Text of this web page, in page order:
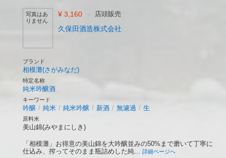
写真はあ
りません
¥ 3,160 - 店頭販売
久保田酒造株式会社
ブランド
相模灘(さがみなだ)
特定名称
純米吟醸酒
キーワード
吟醸 / 純米 / 純米吟醸 / 新酒 / 無濾過 / 生
原料米
美山錦(みやまにしき)
「相模灘」お得意の美山錦を大吟醸並みの50%まで磨いて丁寧に
仕込み、搾ってそのまま瓶詰めした純... 詳細ページへ